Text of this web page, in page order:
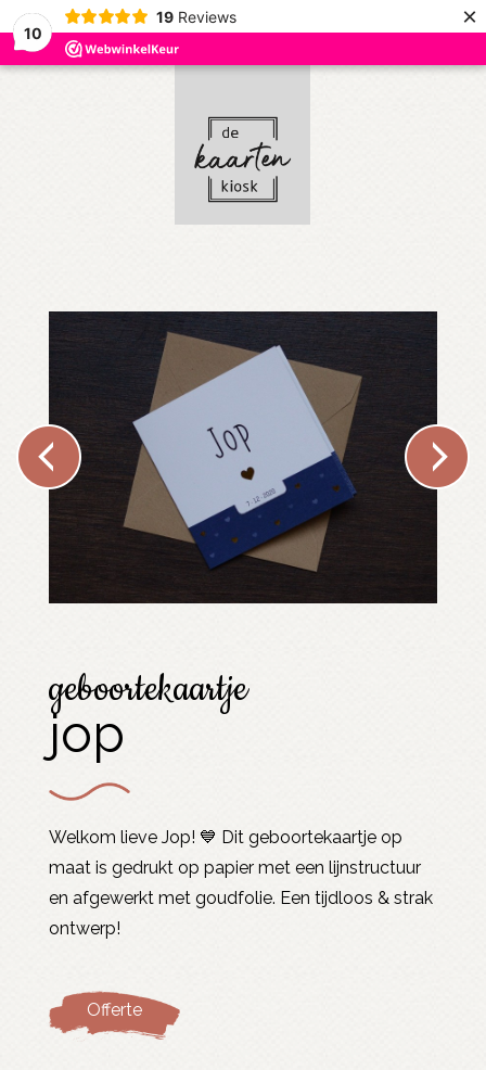
10
19 Reviews ×
geboortekaartje
jop
Welkom lieve Jop! 💙 Dit geboortekaartje op
maat is gedrukt op papier met een lijnstructuur
en afgewerkt met goudfolie. Een tijdloos & strak
ontwerp!
Offerte